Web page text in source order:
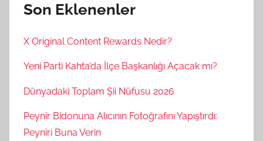
Son Eklenenler
X Original Content Rewards Nedir?
Yeni Parti Kahta’da İlçe Başkanlığı Açacak mı?
Dünyadaki Toplam Şii Nüfusu 2026
Peynir Bidonuna Alıcının Fotoğrafını Yapıştırdı:
Peyniri Buna Verin